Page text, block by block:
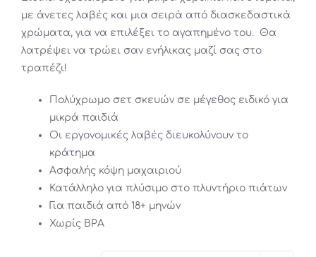
με άνετες λαβές και μια σειρά από διασκεδαστικά
χρώματα, για να επιλέξει το αγαπημένο του. Θα
λατρέψει να τρώει σαν ενήλικας μαζί σας στο
τραπέζι!
Πολύχρωμο σετ σκευών σε μέγεθος ειδικό για
μικρά παιδιά
Οι εργονομικές λαβές διευκολύνουν το
κράτημα
Ασφαλής κόψη μαχαιριού
Κατάλληλο για πλύσιμο στο πλυντήριο πιάτων
Για παιδιά από 18+ μηνών
Χωρίς BPA